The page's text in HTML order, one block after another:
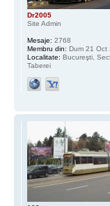
Dr2005
Site Admin
Mesaje: 2768
Membru din: Dum 21 Oct
Localitate: Bucureşti,
Taberei